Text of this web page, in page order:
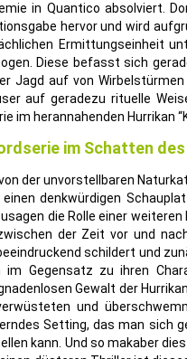
in Quantico absolviert.
hervor und wird
Ermittungseinheit
Diese befasst sich
Jagd auf von
auf geradezu rituelle
im herannahenden Hurrikan
im Schatten
der unvorstellbaren
denkwürdigen
die Rolle einer
der Zeit vor und
schildert und
im Gegensatz zu ihren
Gewalt der
und
Setting, das man sich
kann. Und so makaber